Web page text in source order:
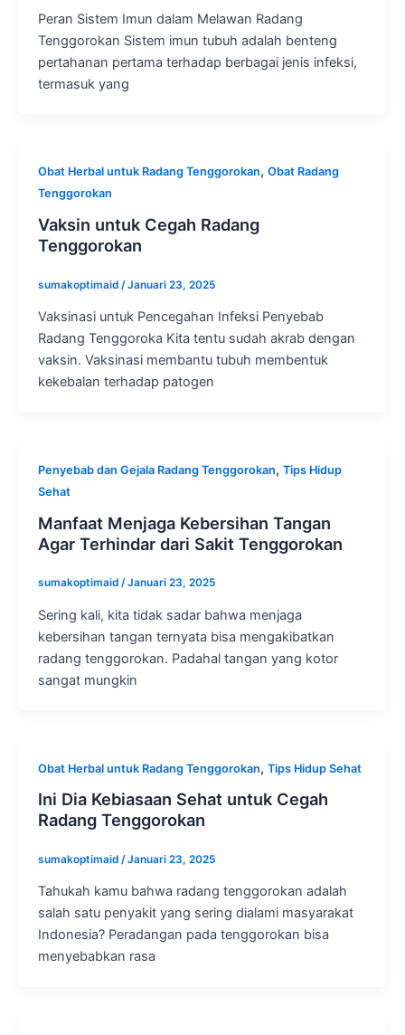
Peran Sistem Imun dalam Melawan Radang
Tenggorokan Sistem imun tubuh adalah benteng
pertahanan pertama terhadap berbagai jenis infeksi,
termasuk yang
Obat Herbal untuk Radang Tenggorokan, Obat Radang
Tenggorokan
Vaksin untuk Cegah Radang
Tenggorokan
sumakoptimaid /Januari 23, 2025
Vaksinasi untuk Pencegahan Infeksi Penyebab
Radang Tenggoroka Kita tentu sudah akrab dengan
vaksin. Vaksinasi membantu tubuh membentuk
kekebalan terhadap patogen
Penyebab dan Gejala Radang Tenggorokan, Tips Hidup
Sehat
Manfaat Menjaga Kebersihan Tangan
Agar Terhindar dari Sakit Tenggorokan
sumakoptimaid /Januari 23, 2025
Sering kali, kita tidak sadar bahwa menjaga
kebersihan tangan ternyata bisa mengakibatkan
radang tenggorokan. Padahal tangan yang kotor
sangat mungkin
Obat Herbal untuk Radang Tenggorokan, Tips Hidup Sehat
Ini Dia Kebiasaan Sehat untuk Cegah
Radang Tenggorokan
sumakoptimaid /Januari 23, 2025
Tahukah kamu bahwa radang tenggorokan adalah
salah satu penyakit yang sering dialami masyarakat
Indonesia? Peradangan pada tenggorokan bisa
menyebabkan rasa